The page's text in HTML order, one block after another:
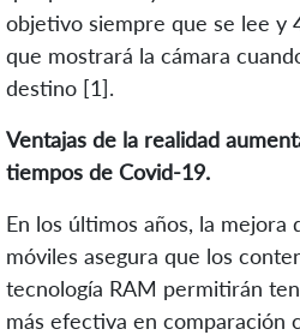
objetivo siempre que se lee y
que mostrará la cámara
destino [1].
Ventajas de la realidad
tiempos de Covid-19.
En los últimos años, la mejora
móviles asegura que los
tecnología RAM permitirán
más efectiva en comparación